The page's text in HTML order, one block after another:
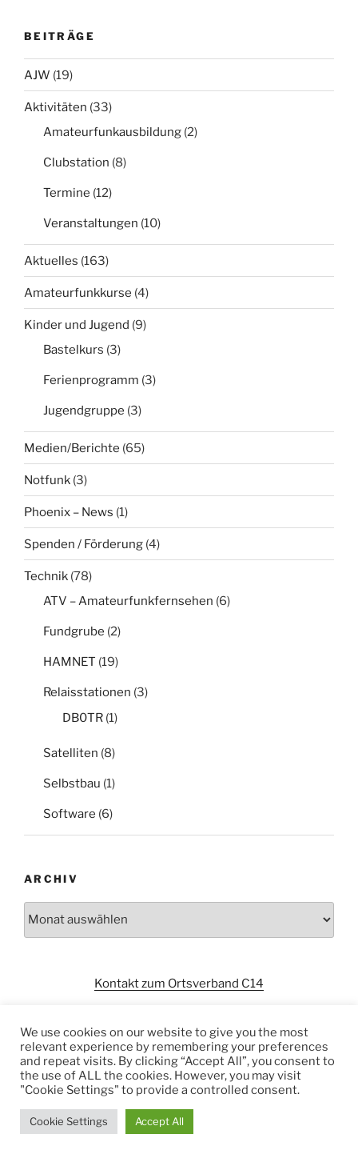
BEITRÄGE
AJW (19)
Aktivitäten (33)
Amateurfunkausbildung (2)
Clubstation (8)
Termine (12)
Veranstaltungen (10)
Aktuelles (163)
Amateurfunkkurse (4)
Kinder und Jugend (9)
Bastelkurs (3)
Ferienprogramm (3)
Jugendgruppe (3)
Medien/Berichte (65)
Notfunk (3)
Phoenix – News (1)
Spenden / Förderung (4)
Technik (78)
ATV – Amateurfunkfernsehen (6)
Fundgrube (2)
HAMNET (19)
Relaisstationen (3)
DB0TR (1)
Satelliten (8)
Selbstbau (1)
Software (6)
ARCHIV
Kontakt zum Ortsverband C14
We use cookies on our website to give you the most
relevant experience by remembering your preferences
and repeat visits. By clicking “Accept All”, you consent to
the use of ALL the cookies. However, you may visit
"Cookie Settings" to provide a controlled consent.
Cookie Settings Accept All